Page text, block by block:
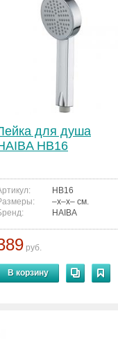
для душа
HB16
HB16
–x–x– см.
HAIBA
руб.
В корзину